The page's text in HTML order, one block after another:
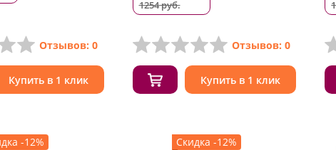
Отзывов: 0
Купить в 1 клик
1254 руб.
Отзывов: 0
Купить в 1 клик
-12%
Скидка -12%